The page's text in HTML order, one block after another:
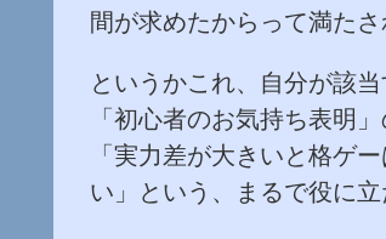
間が求めたからって満た
というかこれ、自分が該
「初心者のお気持ち表明」
「実力差が大きいと格ゲ
い」という、まるで役に